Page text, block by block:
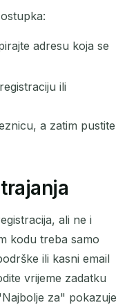
adresu koja se
ili
a zatim pustite
ali ne i
kodu treba samo
ili kasni email
vrijeme zadatku
za" pokazuje